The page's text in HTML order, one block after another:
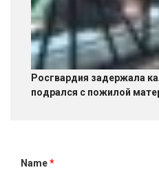
Росгвардия задержала
подрался с пожилой
Name*